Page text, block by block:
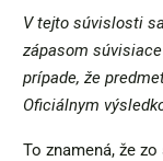
V tejto súvislosti
zápasom
prípade, že
Oficiálnym
To znamená, že